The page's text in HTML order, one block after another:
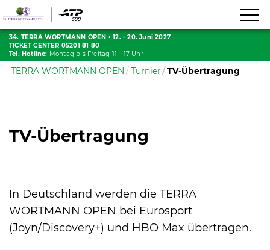
34. TERRA WORTMANN OPEN • 12. - 20. Juni 2027
TICKET CENTER 05201 81 80
Tel. Hotline: Montag bis Freitag 11 - 17 Uhr
TERRA WORTMANN OPEN Turnier TV-Übertragung
TV-Übertragung
In Deutschland werden die TERRA
WORTMANN OPEN bei Eurosport
(Joyn/Discovery+) und HBO Max übertragen.